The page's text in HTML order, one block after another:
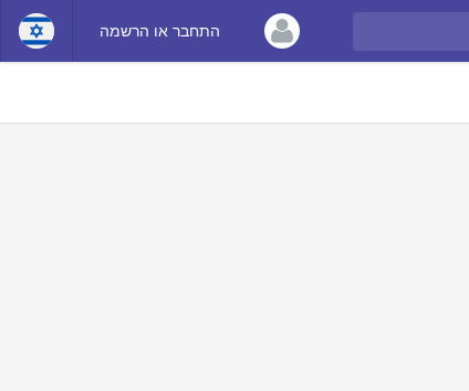
התחבר או הרשמה